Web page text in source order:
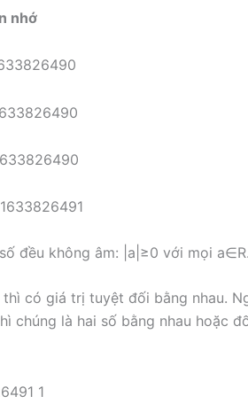
nhớ
đều không âm: |a|≥0 với mọi
có giá trị tuyệt đối bằng nhau.
chúng là hai số bằng nhau hoặc